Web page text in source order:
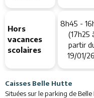
Hors
vacances
scolaires
8h45 -
(17h25
partir
19/01/
Caisses Belle Hutte
Situées sur le parking de